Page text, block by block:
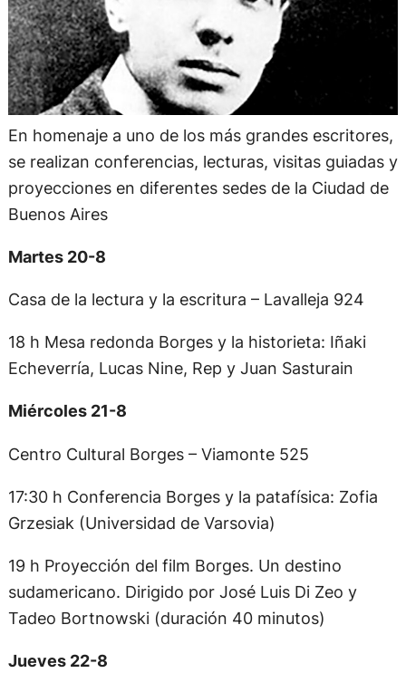
En homenaje a uno de los más grandes escritores,
se realizan conferencias, lecturas, visitas guiadas y
proyecciones en diferentes sedes de la Ciudad de
Buenos Aires
Martes 20-8
Casa de la lectura y la escritura – Lavalleja 924
18 h Mesa redonda Borges y la historieta: Iñaki
Echeverría, Lucas Nine, Rep y Juan Sasturain
Miércoles 21-8
Centro Cultural Borges – Viamonte 525
17:30 h Conferencia Borges y la patafísica: Zofia
Grzesiak (Universidad de Varsovia)
19 h Proyección del film Borges. Un destino
sudamericano. Dirigido por José Luis Di Zeo y
Tadeo Bortnowski (duración 40 minutos)
Jueves 22-8